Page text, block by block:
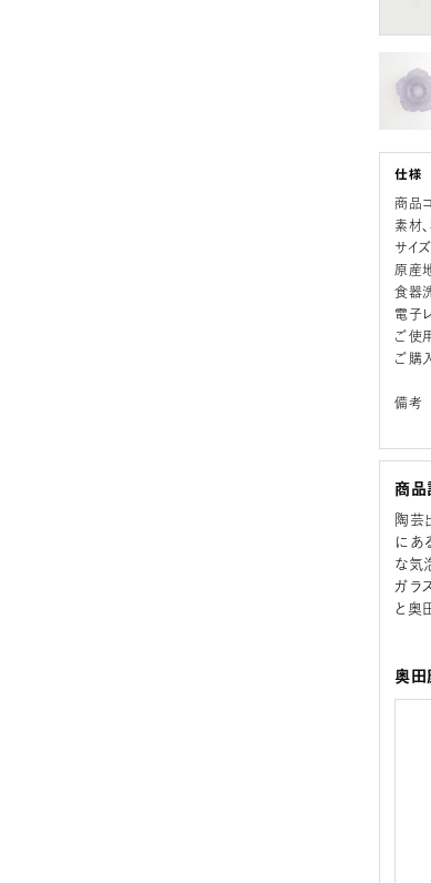
商品
素材
サイズ
原産
食器
電子
ご使
ご購
備考
商
陶芸
にあ
な気
ガラ
と奥
奥田